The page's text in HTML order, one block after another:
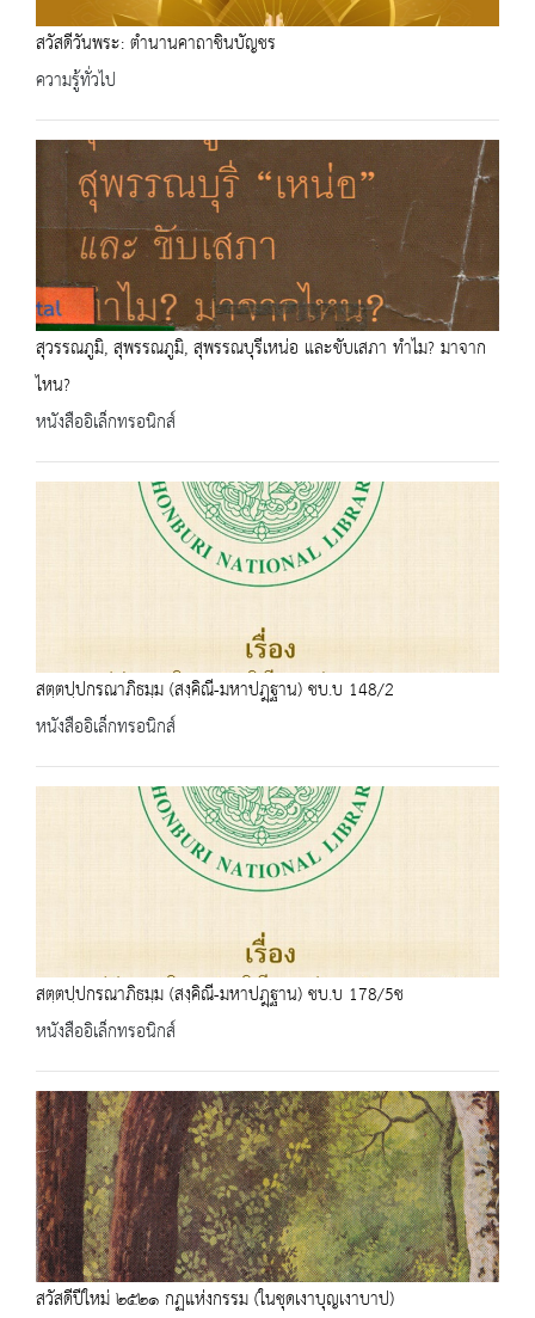
สวัสดีวันพระ: ตำนานคาถาชินบัญชร
ความรู้ทั่วไป
สุวรรณภูมิ, สุพรรณภูมิ, สุพรรณบุรีเหน่อ และขับเสภา ทำไม? มาจาก
ไหน?
หนังสืออิเล็กทรอนิกส์
สตฺตปฺปกรณาภิธมฺม (สงฺคิณี-มหาปฎฺฐาน) ชบ.บ 148/2
หนังสืออิเล็กทรอนิกส์
สตฺตปฺปกรณาภิธมฺม (สงฺคิณี-มหาปฎฺฐาน) ชบ.บ 178/5ช
หนังสืออิเล็กทรอนิกส์
สวัสดีปีใหม่ ๒๕๒๑ กฏแห่งกรรม (ในชุดเงาบุญเงาบาป)